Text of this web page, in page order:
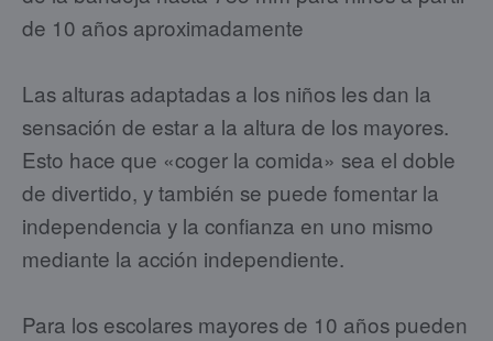
de 10 años aproximadamente
Las alturas adaptadas a los niños les dan la
sensación de estar a la altura de los mayores.
Esto hace que «coger la comida» sea el doble
de divertido, y también se puede fomentar la
independencia y la confianza en uno mismo
mediante la acción independiente.
Para los escolares mayores de 10 años pueden